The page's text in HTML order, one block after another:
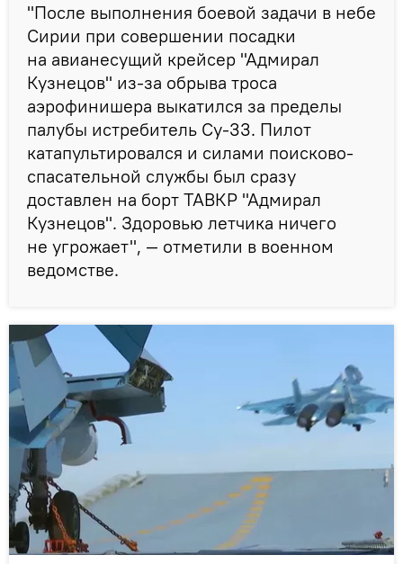
"После выполнения боевой задачи в небе
Сирии при совершении посадки
на авианесущий крейсер "Адмирал
Кузнецов" из-за обрыва троса
аэрофинишера выкатился за пределы
палубы истребитель Су-33. Пилот
катапультировался и силами поисково-
спасательной службы был сразу
доставлен на борт ТАВКР "Адмирал
Кузнецов". Здоровью летчика ничего
не угрожает", — отметили в военном
ведомстве.